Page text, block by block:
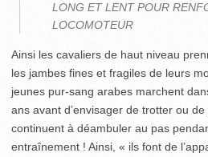
LONG ET LENT POUR
LOCOMOTEUR
Ainsi les cavaliers de haut niveau
les jambes fines et fragiles de leurs
jeunes pur-sang arabes marchent
ans avant d’envisager de trotter ou
continuent à déambuler au pas
entraînement ! Ainsi, « ils font de